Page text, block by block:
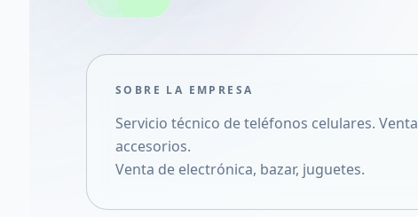
SOBRE LA EMPRESA
Servicio técnico de teléfonos celulares.
accesorios.
Venta de electrónica, bazar, juguetes.